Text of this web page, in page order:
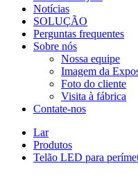
Notícias
SOLUÇÃO
Perguntas frequentes
Sobre nós
Nossa equipe
Imagem da
Foto do cliente
Visita à fábrica
Contate-nos
Lar
Produtos
Telão LED para